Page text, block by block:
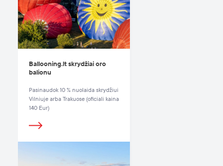
Ballooning.lt skrydžiai oro
balionu
Pasinaudok 10 % nuolaida skrydžiui
Vilniuje arba Trakuose (oficiali kaina
140 Eur)